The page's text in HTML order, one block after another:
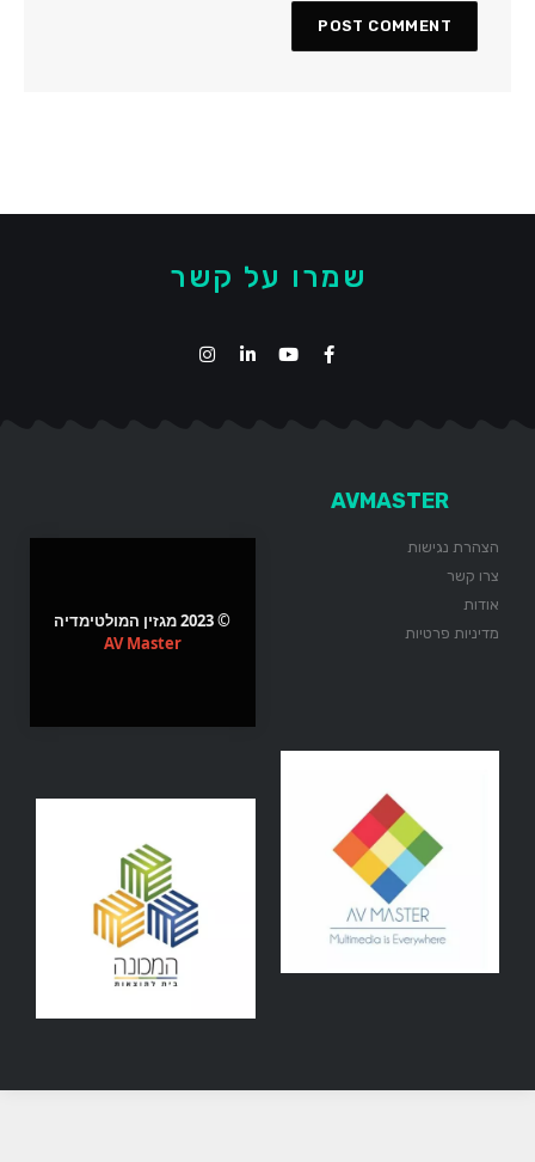
שמרו על קשר
AVMASTER
הצהרת נגישות
צרו קשר
אודות
מדיניות פרטיות
© 2023 מגזין המולטימדיה
AV Master